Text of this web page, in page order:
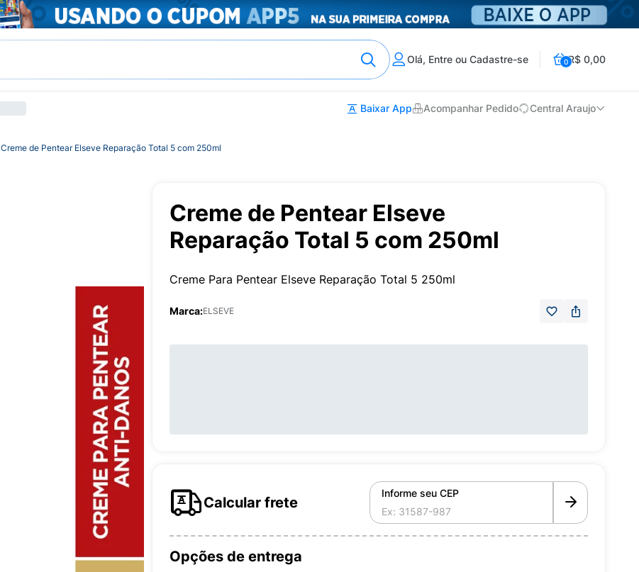
Olá, Entre ou Cadastre-se 0R$ 0,00
Baixar App Acompanhar Pedido Central Araujo
Creme de Pentear Elseve Reparação Total 5 com 250ml
Creme de Pentear Elseve
Reparação Total 5 com 250ml
Creme Para Pentear Elseve Reparação Total 5 250ml
Marca:ELSEVE
Calcular frete
Informe seu CEP
Opções de entrega